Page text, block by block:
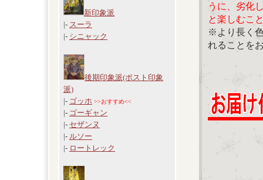
新印象派
|- スーラ
|- シニャック
後期印象派(ポスト印象
派)
|- ゴッホ >>おすすめ<<
|- ゴーギャン
|- セザンヌ
|- ルソー
|- ロートレック
うに、劣化
と楽しむこ
※より長く
れることを